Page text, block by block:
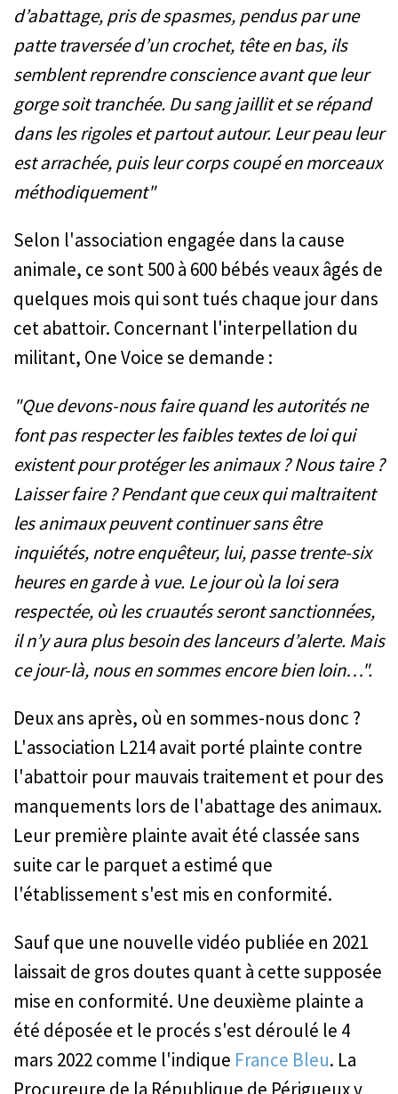
d’abattage, pris de spasmes, pendus par une
patte traversée d’un crochet, tête en bas, ils
semblent reprendre conscience avant que leur
gorge soit tranchée. Du sang jaillit et se répand
dans les rigoles et partout autour. Leur peau leur
est arrachée, puis leur corps coupé en morceaux
méthodiquement"
Selon l'association engagée dans la cause
animale, ce sont 500 à 600 bébés veaux âgés de
quelques mois qui sont tués chaque jour dans
cet abattoir. Concernant l'interpellation du
militant, One Voice se demande :
"Que devons-nous faire quand les autorités ne
font pas respecter les faibles textes de loi qui
existent pour protéger les animaux ? Nous taire ?
Laisser faire ? Pendant que ceux qui maltraitent
les animaux peuvent continuer sans être
inquiétés, notre enquêteur, lui, passe trente-six
heures en garde à vue. Le jour où la loi sera
respectée, où les cruautés seront sanctionnées,
il n’y aura plus besoin des lanceurs d’alerte. Mais
ce jour-là, nous en sommes encore bien loin…".
Deux ans après, où en sommes-nous donc ?
L'association L214 avait porté plainte contre
l'abattoir pour mauvais traitement et pour des
manquements lors de l'abattage des animaux.
Leur première plainte avait été classée sans
suite car le parquet a estimé que
l'établissement s'est mis en conformité.
Sauf que une nouvelle vidéo publiée en 2021
laissait de gros doutes quant à cette supposée
mise en conformité. Une deuxième plainte a
été déposée et le procés s'est déroulé le 4
mars 2022 comme l'indique France Bleu. La